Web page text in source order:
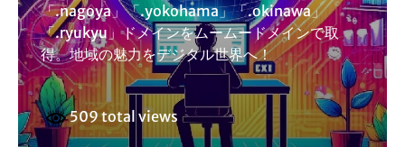
「.nagoya」「.yokohama」「.okinawa」
「.ryukyu」ドメインをムームードメインで取
得。地域の魅力をデジタル世界へ！
509 total views